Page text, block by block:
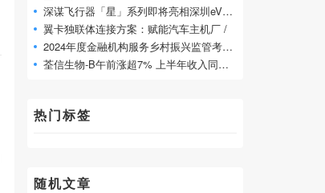
深谋飞行器「星」系列即将亮相深圳eVTOL展
翼卡独联体连接方案：赋能汽车主机厂 /
2024年度金融机构服务乡村振兴监管考核评
荃信生物-B午前涨超7% 上半年收入同比大增
热门标签
随机文章